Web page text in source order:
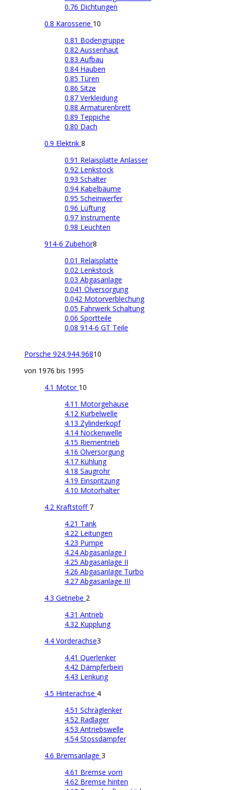
0.76 Dichtungen
0.8 Karosserie 10
0.81 Bodengruppe
0.82 Aussenhaut
0.83 Aufbau
0.84 Hauben
0.85 Türen
0.86 Sitze
0.87 Verkleidung
0.88 Armaturenbrett
0.89 Teppiche
0.80 Dach
0.9 Elektrik 8
0.91 Relaisplatte Anlasser
0.92 Lenkstock
0.93 Schalter
0.94 Kabelbäume
0.95 Scheinwerfer
0.96 Lüftung
0.97 Instrumente
0.98 Leuchten
914-6 Zubehör8
0.01 Relaisplatte
0.02 Lenkstock
0.03 Abgasanlage
0.041 Ölversorgung
0.042 Motorverblechung
0.05 Fahrwerk Schaltung
0.06 Sportteile
0.08 914-6 GT Teile
Porsche 924,944,96810
von 1976 bis 1995
4.1 Motor 10
4.11 Motorgehäuse
4.12 Kurbelwelle
4.13 Zylinderkopf
4.14 Nockenwelle
4.15 Riementrieb
4.16 Ölversorgung
4.17 Kühlung
4.18 Saugrohr
4.19 Einspritzung
4.10 Motorhalter
4.2 Kraftstoff 7
4.21 Tank
4.22 Leitungen
4.23 Pumpe
4.24 Abgasanlage I
4.25 Abgasanlage II
4.26 Abgasanlage Turbo
4.27 Abgasanlage III
4.3 Getriebe 2
4.31 Antrieb
4.32 Kupplung
4.4 Vorderachse3
4.41 Querlenker
4.42 Dämpferbein
4.43 Lenkung
4.5 Hinterachse 4
4.51 Schräglenker
4.52 Radlager
4.53 Antriebswelle
4.54 Stossdämpfer
4.6 Bremsanlage 3
4.61 Bremse vorn
4.62 Bremse hinten